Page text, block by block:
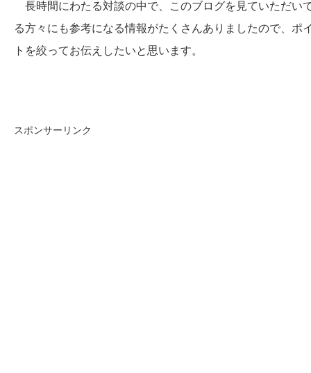
長時間にわたる対談の中で、このブログを見ていただい
る方々にも参考になる情報がたくさんありましたので、ポ
トを絞ってお伝えしたいと思います。
スポンサーリンク